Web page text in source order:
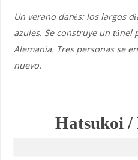
Un verano danés: los largos
azules. Se construye un túnel
Alemania. Tres personas se
nuevo.
Hatsukoi /